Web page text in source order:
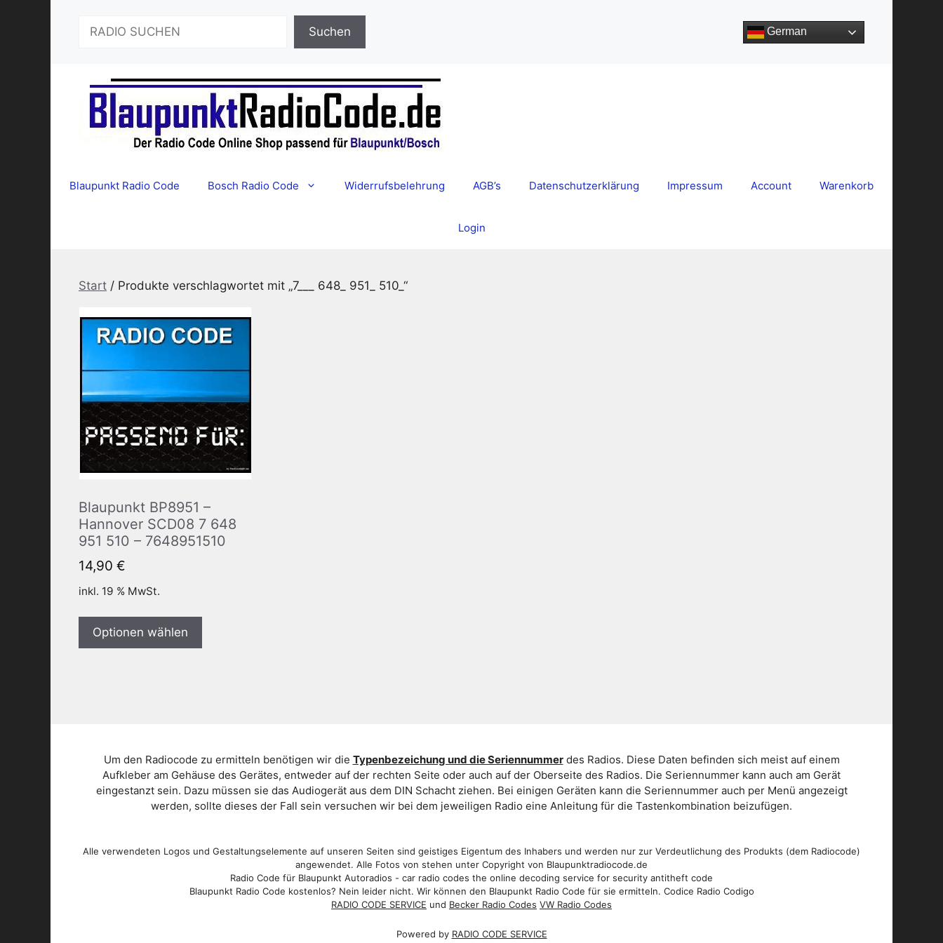
German
Suchen
Blaupunkt Radio Code Bosch Radio Code Widerrufsbelehrung AGB’s Datenschutzerklärung Impressum Account Warenkorb
Login
Start / Produkte verschlagwortet mit „7___ 648_ 951_ 510_“
Blaupunkt BP8951 –
Hannover SCD08 7 648
951 510 – 7648951510
14,90 €
inkl. 19 % MwSt.
Optionen wählen
Um den Radiocode zu ermitteln benötigen wir die Typenbezeichung und die Seriennummerdes Radios. Diese Daten befinden sich meist auf einem
Aufkleber am Gehäuse des Gerätes, entweder auf der rechten Seite oder auch auf der Oberseite des Radios. Die Seriennummer kann auch am Gerät
eingestanzt sein. Dazu müssen sie das Audiogerät aus dem DIN Schacht ziehen. Bei einigen Geräten kann die Seriennummer auch per Menü angezeigt
werden, sollte dieses der Fall sein versuchen wir bei dem jeweiligen Radio eine Anleitung für die Tastenkombination beizufügen.
Alle verwendeten Logos und Gestaltungselemente auf unseren Seiten sind geistiges Eigentum des Inhabers und werden nur zur Verdeutlichung des Produkts (dem Radiocode)
angewendet. Alle Fotos von stehen unter Copyright von Blaupunktradiocode.de
Radio Code für Blaupunkt Autoradios - car radio codes the online decoding service for security antitheft code
Blaupunkt Radio Code kostenlos? Nein leider nicht. Wir können den Blaupunkt Radio Code für sie ermitteln. Codice Radio Codigo
RADIO CODE SERVICE und Becker Radio Codes VW Radio Codes
Powered by RADIO CODE SERVICE